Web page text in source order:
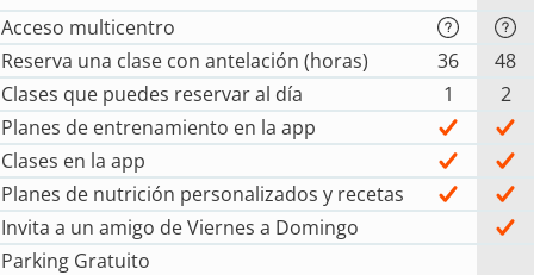
Acceso multicentro
Reserva una clase con antelación (horas)
36
48
Clases que puedes reservar al día
1
2
Planes de entrenamiento en la app
Clases en la app
Planes de nutrición personalizados y recetas
Invita a un amigo de Viernes a Domingo
Parking Gratuito